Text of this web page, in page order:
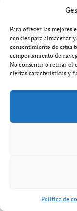
Para ofrecer las mejores
cookies para almacenar
consentimiento de estas
comportamiento de
No consentir o retirar el
ciertas características y
Política de